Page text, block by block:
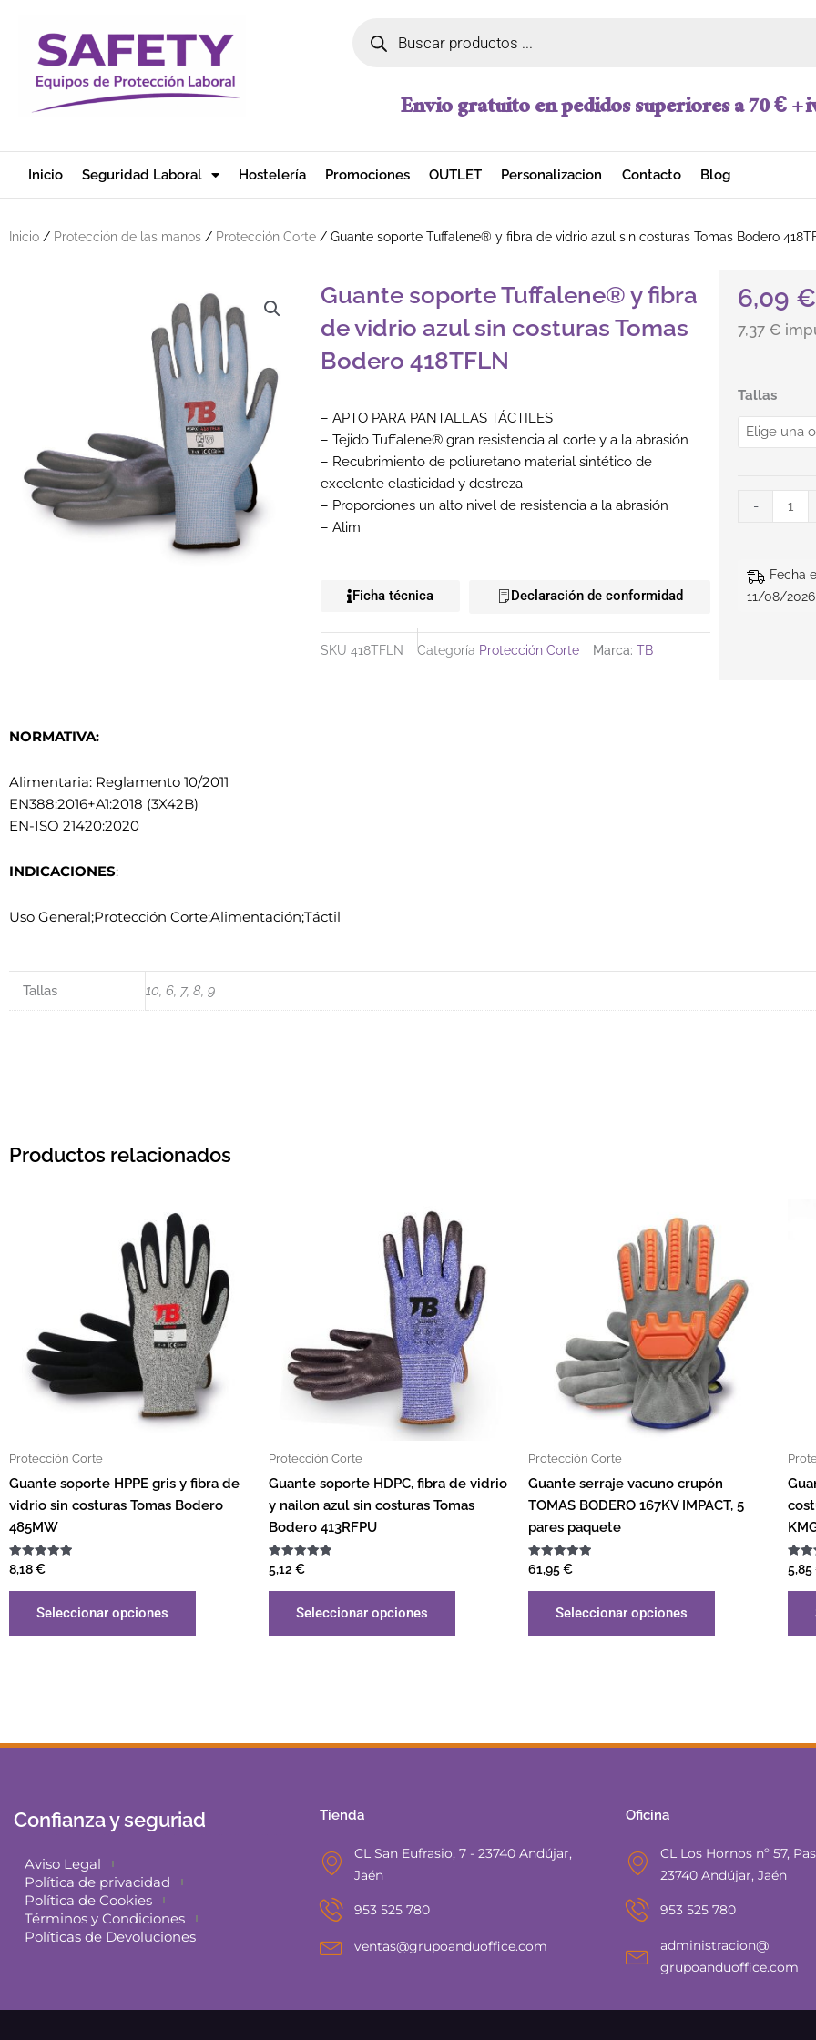
Envio gratuito en pedidos superiores a 70 € +
Inicio Seguridad Laboral Hostelería Promociones OUTLET Personalizacion Contacto Blog
Inicio / Protección de las manos / Protección Corte / Guante soporte Tuffalene® y fibra de vidrio azul sin costuras Tomas Bodero
Guante soporte Tuffalene® y fibra
de vidrio azul sin costuras Tomas
Bodero 418TFLN
– APTO PARA PANTALLAS TÁCTILES
– Tejido Tuffalene® gran resistencia al corte y a la abrasión
– Recubrimiento de poliuretano material sintético de
excelente elasticidad y destreza
– Proporciones un alto nivel de resistencia a la abrasión
– Alim
Ficha técnica Declaración de conformidad
SKU 418TFLN Categoría Protección Corte Marca: TB
6,09 €
7,37 €
Tallas
-
Guante
Fecha
11/08/
NORMATIVA:
Alimentaria: Reglamento 10/2011
EN388:2016+A1:2018 (3X42B)
EN-ISO 21420:2020
INDICACIONES:
Uso General;Protección Corte;Alimentación;Táctil
Tallas 10, 6, 7, 8, 9
Productos relacionados
Protección Corte
Guante soporte HPPE gris y fibra de
vidrio sin costuras Tomas Bodero
485MW
Valorado
con
5.00
8,18€
Seleccionar opciones
Este producto tiene múltiples variantes. Las opciones se pueden elegir en la página de producto
Protección Corte
Guante soporte HDPC, fibra de vidrio
y nailon azul sin costuras Tomas
Bodero 413RFPU
Valorado
con
5.00
5,12 €
Seleccionar opciones
Este producto tiene múltiples variantes. Las opciones
Protección Corte
Guante serraje vacuno crupón
TOMAS BODERO 167KV IMPACT, 5
pares paquete
Valorado
con
5.00
61,95€
Seleccionar opciones
Este producto
con
5.00
5,85
Confianza y seguriad
Aviso Legal
Política de privacidad
Política de Cookies
Términos y Condiciones
Políticas de Devoluciones
Tienda
CL San Eufrasio, 7 - 23740 Andújar,
Jaén
953 525 780
ventas@grupoanduoffice.com
Oficina
CL Los Hornos nº 57,
23740 Andújar, Jaén
953 525 780
administracion@
grupoanduoffice.com